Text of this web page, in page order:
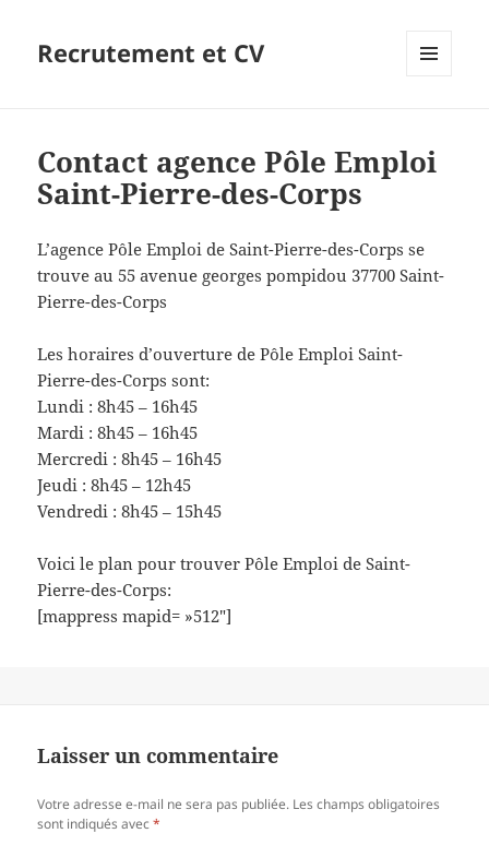
Recrutement et CV
Contact agence Pôle Emploi
Saint-Pierre-des-Corps
L’agence Pôle Emploi de Saint-Pierre-des-Corps se
trouve au 55 avenue georges pompidou 37700 Saint-
Pierre-des-Corps
Les horaires d’ouverture de Pôle Emploi Saint-
Pierre-des-Corps sont:
Lundi : 8h45 – 16h45
Mardi : 8h45 – 16h45
Mercredi : 8h45 – 16h45
Jeudi : 8h45 – 12h45
Vendredi : 8h45 – 15h45
Voici le plan pour trouver Pôle Emploi de Saint-
Pierre-des-Corps:
[mappress mapid= »512″]
Laisser un commentaire
Votre adresse e-mail ne sera pas publiée. Les champs obligatoires
sont indiqués avec*